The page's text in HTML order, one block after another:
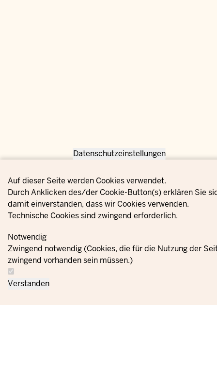
Privacy settings
Datenschutzeinstellungen
Auf dieser Seite werden Cookies verwendet.
Durch Anklicken des/der Cookie-Button(s) erklären Sie
damit einverstanden, dass wir Cookies verwenden.
Technische Cookies sind zwingend erforderlich.
Notwendig
Zwingend notwendig (Cookies, die für die Nutzung der
zwingend vorhanden sein müssen.)
Verstanden